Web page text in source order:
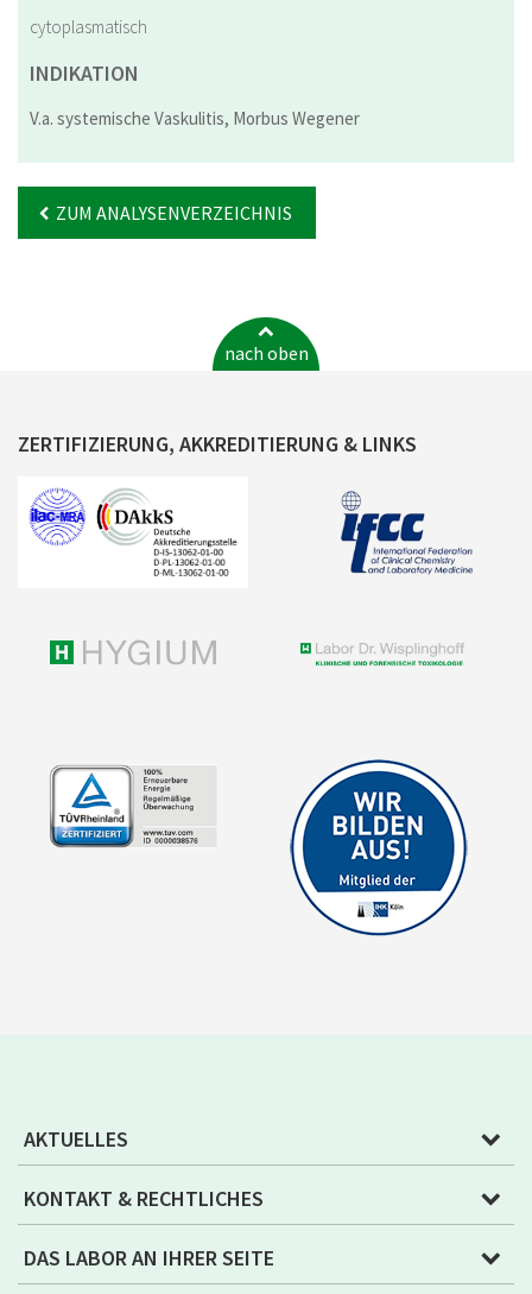
cytoplasmatisch
INDIKATION
V.a. systemische Vaskulitis, Morbus Wegener
ZUM ANALYSENVERZEICHNIS
nach oben
ZERTIFIZIERUNG, AKKREDITIERUNG & LINKS
AKTUELLES
KONTAKT & RECHTLICHES
DAS LABOR AN IHRER SEITE